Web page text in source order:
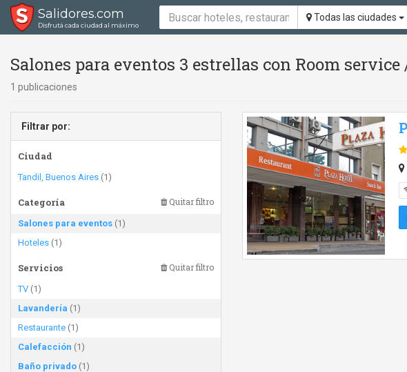
Salidores.com
Disfrutá cada ciudad al máximo
Todas las ciudades
Salones para eventos 3 estrellas con Room
1 publicaciones
Filtrar por:
Ciudad
Tandil, Buenos Aires (1)
Categoría Quitar filtro
Salones para eventos (1)
Hoteles (1)
Servicios Quitar filtro
TV (1)
Lavandería (1)
Restaurante (1)
Calefacción (1)
Baño privado (1)